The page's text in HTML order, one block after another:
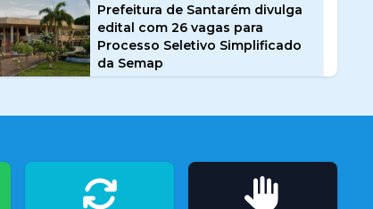
Prefeitura de Santarém divulga
edital com 26 vagas para
Processo Seletivo Simplificado
da Semap